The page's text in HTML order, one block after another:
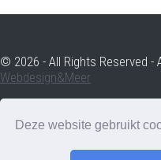
Deze website gebruikt
© 2026 - All Rights Reserved -
Webdesign&Meer